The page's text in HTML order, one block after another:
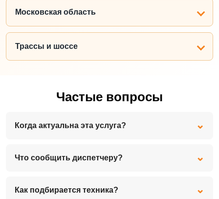
Московская область
Трассы и шоссе
Частые вопросы
Когда актуальна эта услуга?
Что сообщить диспетчеру?
Как подбирается техника?